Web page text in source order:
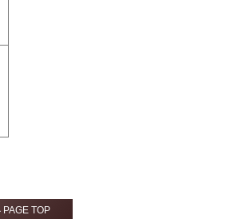
PAGE TOP